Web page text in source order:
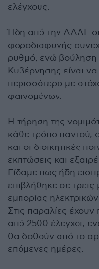
ελέγχους.
Ήδη από την ΑΑΔΕ οι
φοροδιαφυγής
ρυθμό, ενώ βούληση
Κυβέρνησης είναι
περισσότερο με
φαινομένων.
Η τήρηση της
κάθε τρόπο παντού,
και οι διοικητικές
εκπτώσεις και
Είδαμε πως ήδη
επιβλήθηκε σε τρεις
εμπορίας
Στις παραλίες
από 2500 έλεγχοι,
θα δοθούν από το
επόμενες ημέρες.